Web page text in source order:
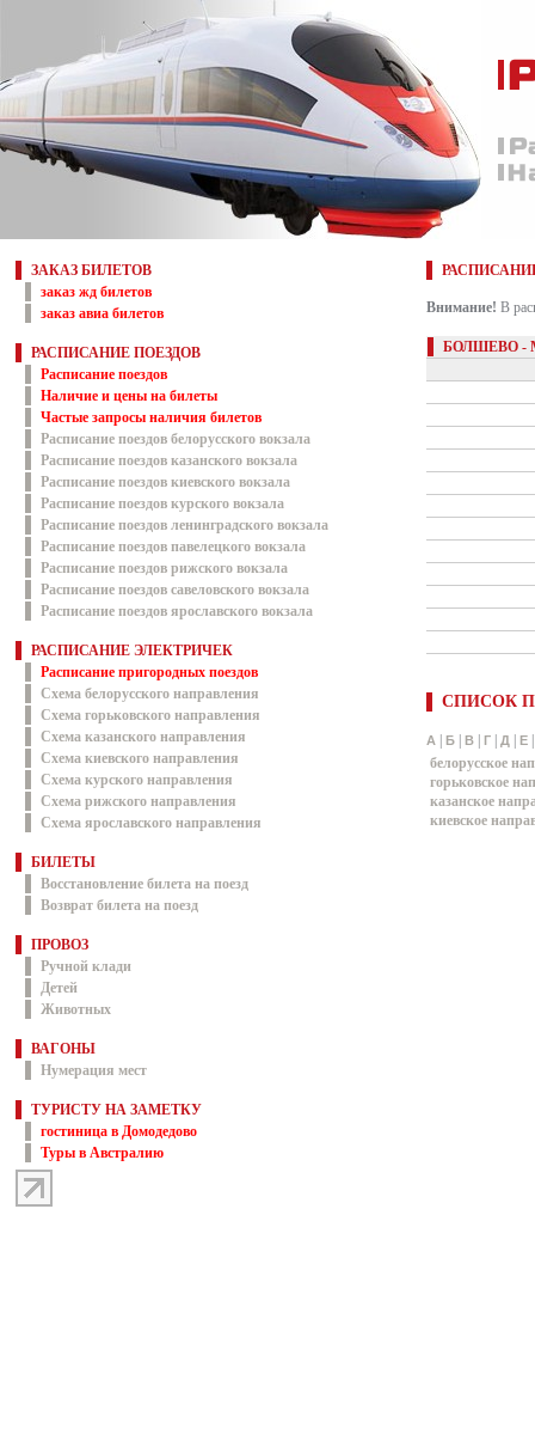
ЗАКАЗ БИЛЕТОВ
заказ жд билетов
заказ авиа билетов
РАСПИСАНИЕ ПОЕЗДОВ
Расписание поездов
Наличие и цены на билеты
Частые запросы наличия билетов
Расписание поездов белорусского вокзала
Расписание поездов казанского вокзала
Расписание поездов киевского вокзала
Расписание поездов курского вокзала
Расписание поездов ленинградского вокзала
Расписание поездов павелецкого вокзала
Расписание поездов рижского вокзала
Расписание поездов савеловского вокзала
Расписание поездов ярославского вокзала
РАСПИСАНИЕ ЭЛЕКТРИЧЕК
Расписание пригородных поездов
Схема белорусского направления
Схема горьковского направления
Схема казанского направления
Схема киевского направления
Схема курского направления
Схема рижского направления
Схема ярославского направления
БИЛЕТЫ
Восстановление билета на поезд
Возврат билета на поезд
ПРОВОЗ
Ручной клади
Детей
Животных
ВАГОНЫ
Нумерация мест
ТУРИСТУ НА ЗАМЕТКУ
гостиница в Домодедово
Туры в Австралию
Внимание! В
БОЛШЕВО -
СПИСОК
А Б В Г Д Е
белорусское
горьковское
казанское
киевское